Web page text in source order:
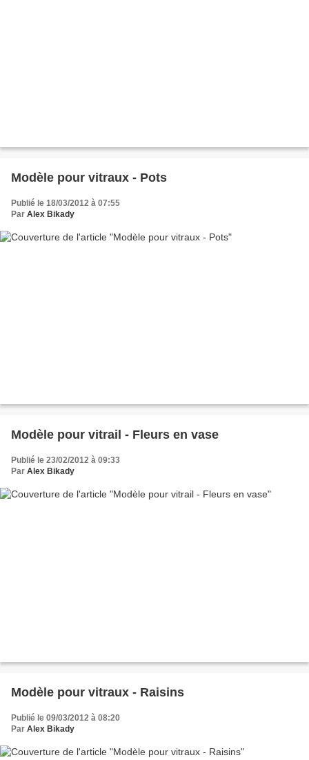
Modèle pour vitraux - Pots
Publié le 18/03/2012 à 07:55
Par Alex Bikady
Modèle pour vitrail - Fleurs en vase
Publié le 23/02/2012 à 09:33
Par Alex Bikady
Modèle pour vitraux - Raisins
Publié le 09/03/2012 à 08:20
Par Alex Bikady